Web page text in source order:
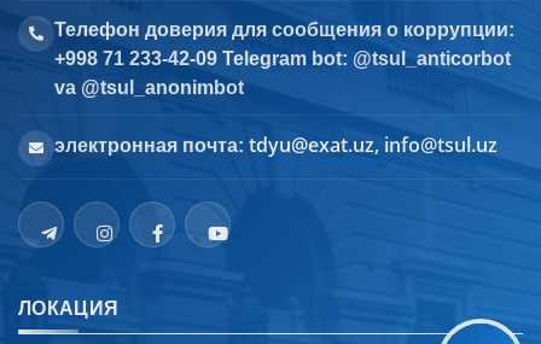
Телефон доверия для сообщения о коррупции:
+998 71 233-42-09 Telegram bot: @tsul_anticorbot
va @tsul_anonimbot
электронная почта: tdyu@exat.uz, info@tsul.uz
ЛОКАЦИЯ